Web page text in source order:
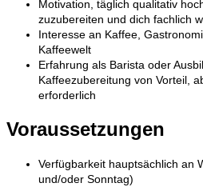
Motivation, täglich qualitativ
zuzubereiten und dich fachlich
Interesse an Kaffee,
Kaffeewelt
Erfahrung als Barista oder
Kaffeezubereitung von Vorteil,
erforderlich
Voraussetzungen
Verfügbarkeit hauptsächlich an
und/oder Sonntag)